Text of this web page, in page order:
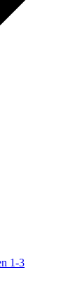
1-3